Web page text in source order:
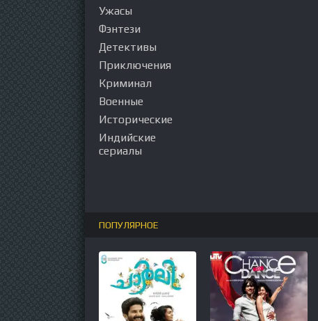
Ужасы
Фэнтези
Детективы
Приключения
Криминал
Военные
Исторические
Индийские
сериалы
ПОПУЛЯРНОЕ